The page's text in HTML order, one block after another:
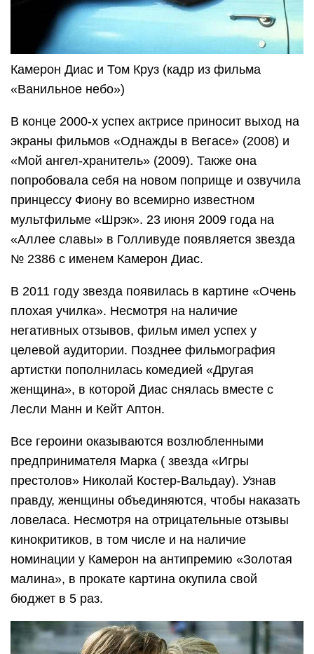
Камерон Диас и Том Круз (кадр из фильма
«Ванильное небо»)
В конце 2000-х успех актрисе приносит выход на
экраны фильмов «Однажды в Вегасе» (2008) и
«Мой ангел-хранитель» (2009). Также она
попробовала себя на новом поприще и озвучила
принцессу Фиону во всемирно известном
мультфильме «Шрэк». 23 июня 2009 года на
«Аллее славы» в Голливуде появляется звезда
№ 2386 с именем Камерон Диас.
В 2011 году звезда появилась в картине «Очень
плохая училка». Несмотря на наличие
негативных отзывов, фильм имел успех у
целевой аудитории. Позднее фильмография
артистки пополнилась комедией «Другая
женщина», в которой Диас снялась вместе с
Лесли Манн и Кейт Аптон.
Все героини оказываются возлюбленными
предпринимателя Марка ( звезда «Игры
престолов» Николай Костер-Вальдау). Узнав
правду, женщины объединяются, чтобы наказать
ловеласа. Несмотря на отрицательные отзывы
кинокритиков, в том числе и на наличие
номинации у Камерон на антипремию «Золотая
малина», в прокате картина окупила свой
бюджет в 5 раз.